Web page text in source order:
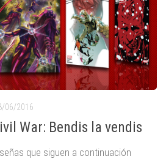
06/2016
War: Bendis la vendis
que siguen a continuación